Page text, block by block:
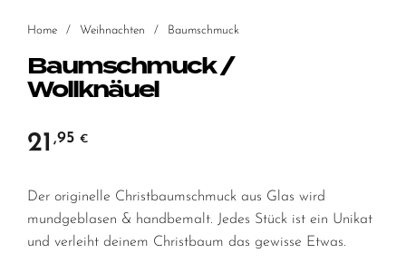
Home / Weihnachten / Baumschmuck
Baumschmuck /
Wollknäuel
21 ,95 €
Der originelle Christbaumschmuck aus Glas wird
mundgeblasen & handbemalt. Jedes Stück ist ein Unikat
und verleiht deinem Christbaum das gewisse Etwas.